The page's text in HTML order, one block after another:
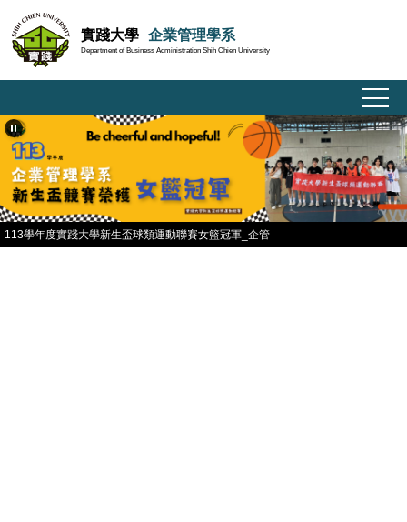
到
主
要
容
區
實踐大學 企業管理學系
Department of Business Administration Shih Chien University
113學年度實踐大學新生盃球類運動聯賽女籃冠軍_企管